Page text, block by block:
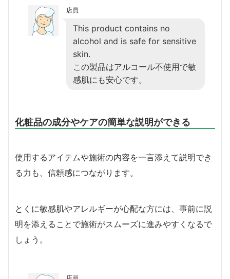
店員
This product contains no
alcohol and is safe for sensitive
skin.
この製品はアルコール不使用で敏
感肌にも安心です。
化粧品の成分やケアの簡単な説明ができる
使用するアイテムや施術の内容を一言添えて説明でき
る力も、信頼感につながります。
とくに敏感肌やアレルギーが心配な方には、事前に説
明を添えることで施術がスムーズに進みやすくなるで
しょう。